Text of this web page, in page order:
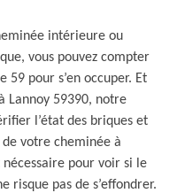
intérieure ou
vous pouvez compter
pour s’en occuper. Et
Lannoy 59390, notre
l’état des briques et
votre cheminée à
pour voir si le
risque pas de s’effondrer.